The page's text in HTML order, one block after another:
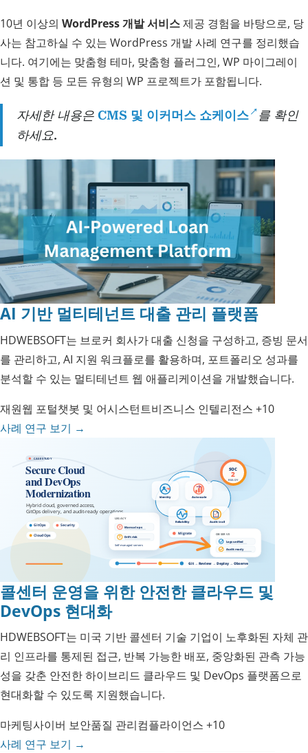
10년 이상의 WordPress 개발 서비스제공 경험을 바탕으로, 당
사는 참고하실 수 있는 WordPress 개발 사례 연구를 정리했습
니다. 여기에는 맞춤형 테마, 맞춤형 플러그인, WP 마이그레이
션 및 통합 등 모든 유형의 WP 프로젝트가 포함됩니다.
자세한 내용은 CMS 및 이커머스 쇼케이스
를 확인
하세요.
AI 기반 멀티테넌트 대출 관리 플랫폼
HDWEBSOFT는 브로커 회사가 대출 신청을 구성하고, 증빙 문서
를 관리하고, AI 지원 워크플로를 활용하며, 포트폴리오 성과를
분석할 수 있는 멀티테넌트 웹 애플리케이션을 개발했습니다.
재원웹 포털챗봇 및 어시스턴트비즈니스 인텔리전스 +10
사례 연구 보기 →
콜센터 운영을 위한 안전한 클라우드 및
DevOps 현대화
HDWEBSOFT는 미국 기반 콜센터 기술 기업이 노후화된 자체 관
리 인프라를 통제된 접근, 반복 가능한 배포, 중앙화된 관측 가능
성을 갖춘 안전한 하이브리드 클라우드 및 DevOps 플랫폼으로
현대화할 수 있도록 지원했습니다.
마케팅사이버 보안품질 관리컴플라이언스 +10
사례 연구 보기 →